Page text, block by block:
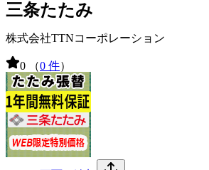
三条たたみ
株式会社TTNコーポレーション
0 （0 件）